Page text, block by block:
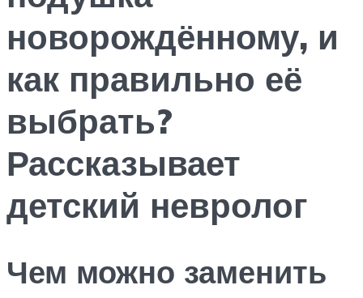
новорождённому, и
как правильно её
выбрать?
Рассказывает
детский невролог
Чем можно заменить